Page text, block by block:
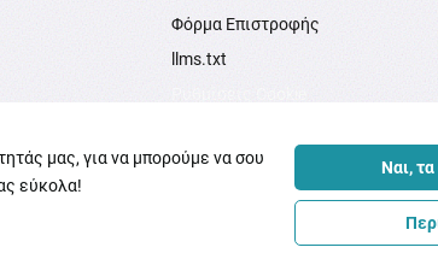
Φόρμα Επιστροφής
llms.txt
μας, για να μπορούμε να σου
εύκολα!
Ναι,